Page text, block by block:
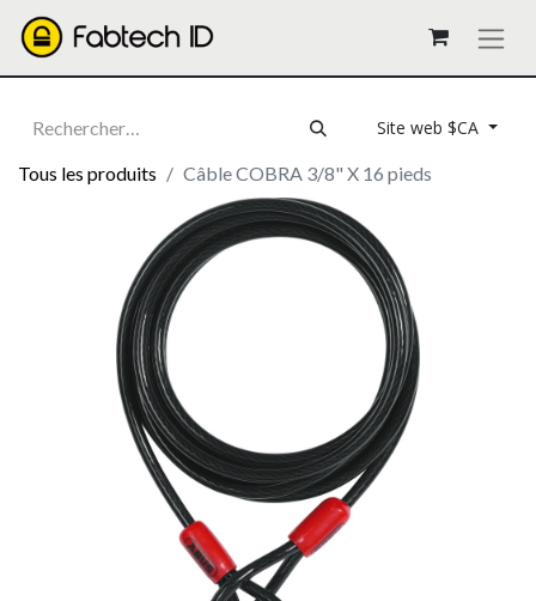
Site web $CA
Tous les produits
Câble COBRA 3/8" X 16 pieds